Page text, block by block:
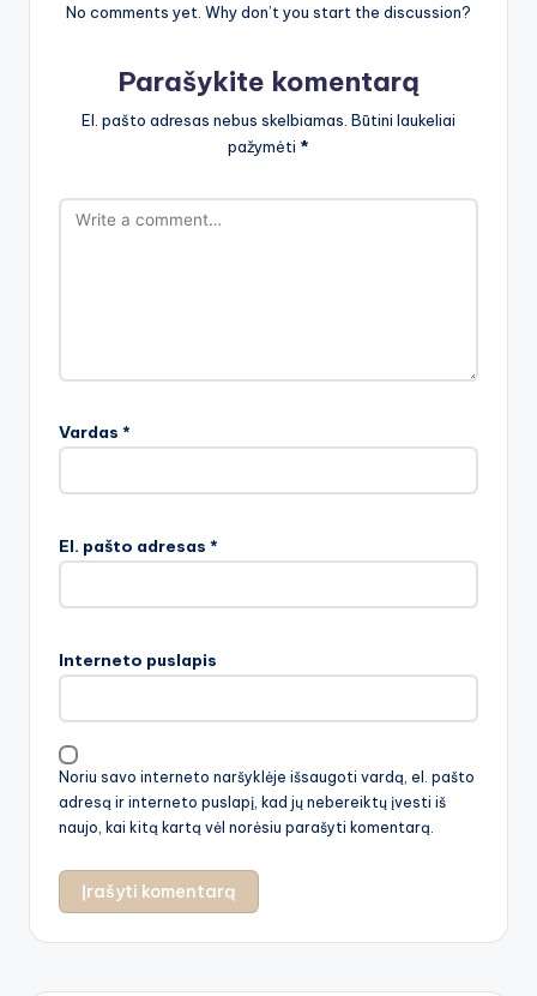
No comments yet. Why don’t you start the discussion?
Parašykite komentarą
El. pašto adresas nebus skelbiamas. Būtini laukeliai
pažymėti *
Vardas *
El. pašto adresas *
Interneto puslapis
Noriu savo interneto naršyklėje išsaugoti vardą, el. pašto
adresą ir interneto puslapį, kad jų nebereiktų įvesti iš
naujo, kai kitą kartą vėl norėsiu parašyti komentarą.